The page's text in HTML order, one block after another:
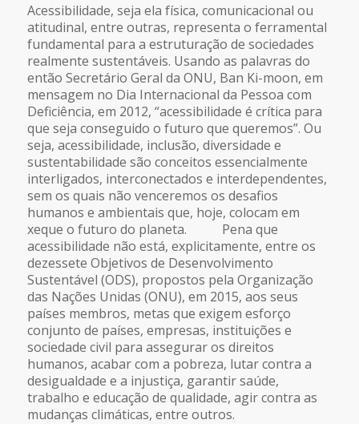
Acessibilidade, seja ela física, comunicacional ou
atitudinal, entre outras, representa o ferramental
fundamental para a estruturação de sociedades
realmente sustentáveis. Usando as palavras do
então Secretário Geral da ONU, Ban Ki-moon, em
mensagem no Dia Internacional da Pessoa com
Deficiência, em 2012, “acessibilidade é crítica para
que seja conseguido o futuro que queremos”. Ou
seja, acessibilidade, inclusão, diversidade e
sustentabilidade são conceitos essencialmente
interligados, interconectados e interdependentes,
sem os quais não venceremos os desafios
humanos e ambientais que, hoje, colocam em
xeque o futuro do planeta. Pena que
acessibilidade não está, explicitamente, entre os
dezessete Objetivos de Desenvolvimento
Sustentável (ODS), propostos pela Organização
das Nações Unidas (ONU), em 2015, aos seus
países membros, metas que exigem esforço
conjunto de países, empresas, instituições e
sociedade civil para assegurar os direitos
humanos, acabar com a pobreza, lutar contra a
desigualdade e a injustiça, garantir saúde,
trabalho e educação de qualidade, agir contra as
mudanças climáticas, entre outros.